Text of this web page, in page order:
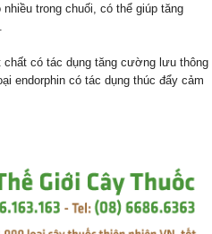
trong chuối, có thể giúp tăng
có tác dụng tăng cường lưu thông
endorphin có tác dụng thúc đẩy cảm